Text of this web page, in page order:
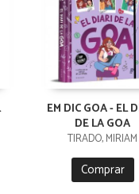
EM DIC GOA - EL
DE LA GOA
TIRADO, MIRIAM
Comprar